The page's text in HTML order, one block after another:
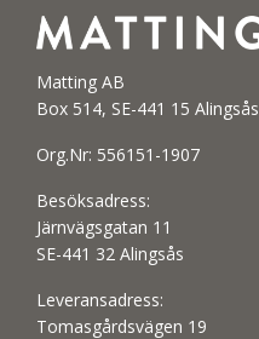
Matting AB
Box 514, SE-441 15 Alingsås
Org.Nr: 556151-1907
Besöksadress:
Järnvägsgatan 11
SE-441 32 Alingsås
Leveransadress:
Tomasgårdsvägen 19